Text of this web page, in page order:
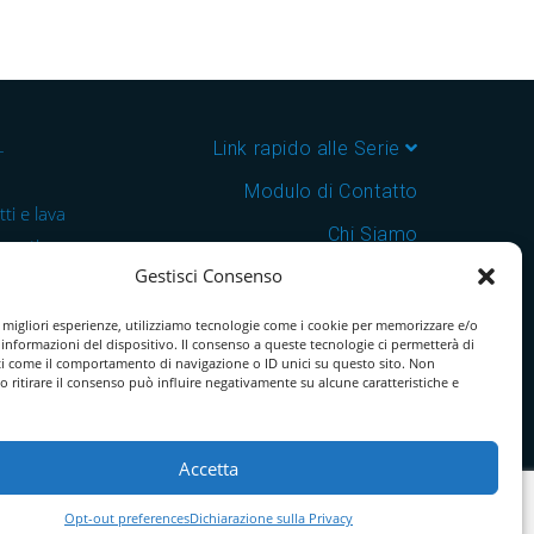
Gestisci Consenso
esperienze, utilizziamo tecnologie come i cookie per memorizzare e/o
informazioni del dispositivo. Il consenso a queste tecnologie ci permetterà di
come il comportamento di navigazione o ID unici su questo sito. Non
ritirare il consenso può influire negativamente su alcune caratteristiche e
Accetta
Opt-out preferencesDichiarazione sulla Privacy
e lava
e
in
Link rapido alle Serie
Modulo di Contatto
Chi Siamo
Download Catalogo PDF
Cookie Policy